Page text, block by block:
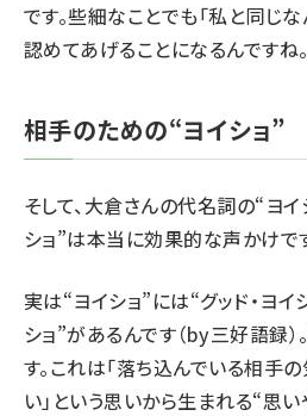
です。些細なことでも「私と同じ
認めてあげることになるんですね。
相手のための“ヨイショ”
そして、大倉さんの代名詞の“ヨイ
ショ”は本当に効果的な声かけで
実は“ヨイショ”には“グッド・ヨイ
ショ”があるんです（by三好語録
す。これは「落ち込んでいる相手
い」という思いから生まれる“思い